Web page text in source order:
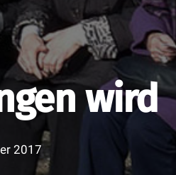
wird
2017